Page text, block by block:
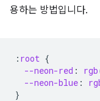
용하는 방법입니다.
: root {
--neon-red : rgb
--neon-blue :
}